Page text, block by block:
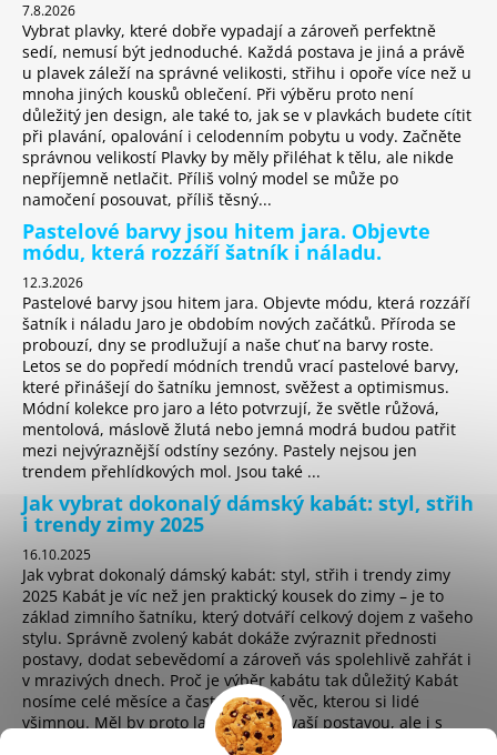
7.8.2026
Vybrat plavky, které dobře vypadají a zároveň perfektně
sedí, nemusí být jednoduché. Každá postava je jiná a právě
u plavek záleží na správné velikosti, střihu i opoře více než u
mnoha jiných kousků oblečení. Při výběru proto není
důležitý jen design, ale také to, jak se v plavkách budete cítit
při plavání, opalování i celodenním pobytu u vody. Začněte
správnou velikostí Plavky by měly přiléhat k tělu, ale nikde
nepříjemně netlačit. Příliš volný model se může po
namočení posouvat, příliš těsný...
Pastelové barvy jsou hitem jara. Objevte
módu, která rozzáří šatník i náladu.
12.3.2026
Pastelové barvy jsou hitem jara. Objevte módu, která rozzáří
šatník i náladu Jaro je obdobím nových začátků. Příroda se
probouzí, dny se prodlužují a naše chuť na barvy roste.
Letos se do popředí módních trendů vrací pastelové barvy,
které přinášejí do šatníku jemnost, svěžest a optimismus.
Módní kolekce pro jaro a léto potvrzují, že světle růžová,
mentolová, máslově žlutá nebo jemná modrá budou patřit
mezi nejvýraznější odstíny sezóny. Pastely nejsou jen
trendem přehlídkových mol. Jsou také ...
Jak vybrat dokonalý dámský kabát: styl, střih
i trendy zimy 2025
16.10.2025
Jak vybrat dokonalý dámský kabát: styl, střih i trendy zimy
2025 Kabát je víc než jen praktický kousek do zimy – je to
základ zimního šatníku, který dotváří celkový dojem z vašeho
stylu. Správně zvolený kabát dokáže zvýraznit přednosti
postavy, dodat sebevědomí a zároveň vás spolehlivě zahřát i
v mrazivých dnech. Proč je výběr kabátu tak důležitý Kabát
nosíme celé měsíce a často je první věc, kterou si lidé
všimnou. Měl by proto ladit nejen s vaší postavou, ale i s
osobním stylem a životním t...